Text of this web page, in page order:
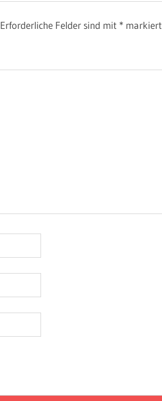
Erforderliche Felder sind mit * markiert